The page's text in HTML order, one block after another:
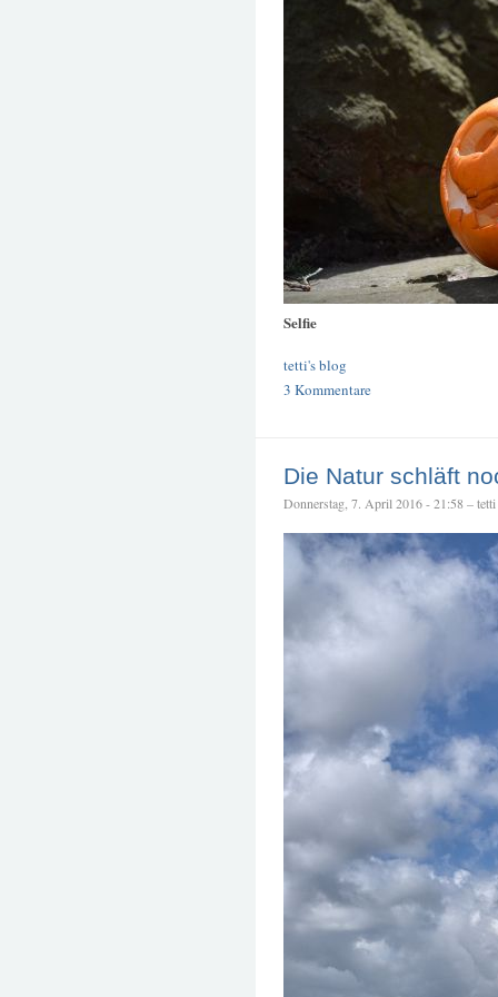
Selfie
tetti's blog
3 Kommentare
Die Natur schläft
Donnerstag, 7. April 2016 - 21:58 – tetti